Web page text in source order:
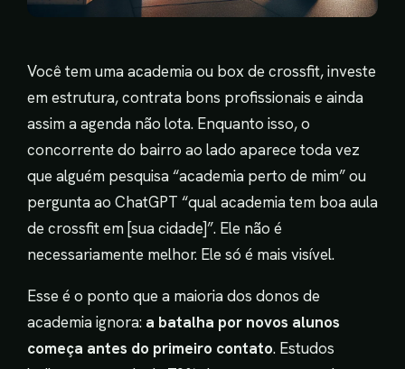
Você tem uma academia ou box de crossfit, investe
em estrutura, contrata bons profissionais e ainda
assim a agenda não lota. Enquanto isso, o
concorrente do bairro ao lado aparece toda vez
que alguém pesquisa “academia perto de mim” ou
pergunta ao ChatGPT “qual academia tem boa aula
de crossfit em [sua cidade]”. Ele não é
necessariamente melhor. Ele só é mais visível.
Esse é o ponto que a maioria dos donos de
academia ignora: a batalha por novos alunos
começa antes do primeiro contato. Estudos